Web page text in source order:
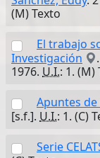
(M) Texto
El trabajo
Investigación
.
1976. U.I.: 1. (M)
Apuntes
[s.f.]. U.I.: 1. (C)
Serie